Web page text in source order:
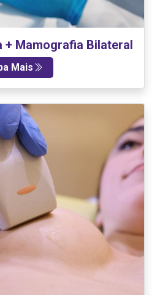
+ Mamografia Bilateral
Mais